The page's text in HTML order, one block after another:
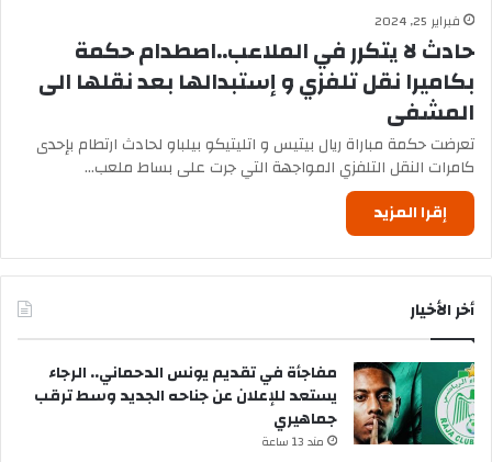
فبراير 25, 2024
حادث لا يتكرر في الملاعب..اصطدام حكمة
بكاميرا نقل تلفزي و إستبدالها بعد نقلها الى
المشفى
تعرضت حكمة مباراة ريال بيتيس و اتليتيكو بيلباو لحادث ارتطام بإحدى
كامرات النقل التلفزي المواجهة التي جرت على بساط ملعب…
إقرا المزيد
أخر الأخيار
مفاجأة في تقديم يونس الدحماني.. الرجاء
يستعد للإعلان عن جناحه الجديد وسط ترقب
جماهيري
مند 13 ساعة